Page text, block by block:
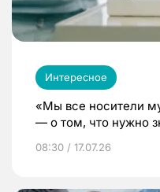
Интересное
«Мы все носители
— о том, что нужно
08:30 / 17.07.26